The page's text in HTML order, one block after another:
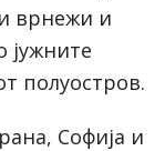
врнежи и
јужните
полуостров.
Софија и